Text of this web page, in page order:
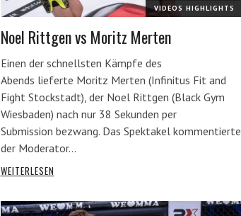
VIDEOS HIGHLIGHTS
Noel Rittgen vs Moritz Merten
Einen der schnellsten Kämpfe des
Abends lieferte Moritz Merten (Infinitus Fit and
Fight Stockstadt), der Noel Rittgen (Black Gym
Wiesbaden) nach nur 38 Sekunden per
Submission bezwang. Das Spektakel kommentierte
der Moderator…
WEITERLESEN